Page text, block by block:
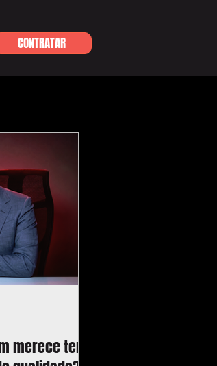
CONTRATAR
merece ter